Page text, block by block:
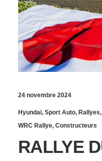
24 novembre 2024
Hyundai, Sport Auto, Rallyes,
WRC Rallye, Constructeurs
RALLYE